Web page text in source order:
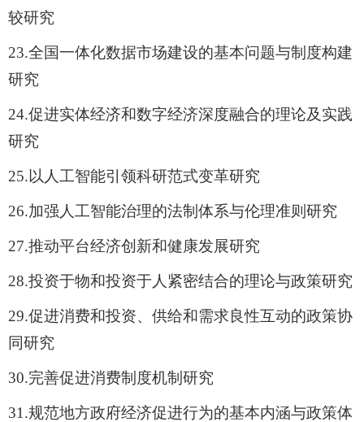
较研究
23.全国一体化数据市场建设的基本问题与制度构建
研究
24.促进实体经济和数字经济深度融合的理论及实践
研究
25.以人工智能引领科研范式变革研究
26.加强人工智能治理的法制体系与伦理准则研究
27.推动平台经济创新和健康发展研究
28.投资于物和投资于人紧密结合的理论与政策研究
29.促进消费和投资、供给和需求良性互动的政策协
同研究
30.完善促进消费制度机制研究
31.规范地方政府经济促进行为的基本内涵与政策体